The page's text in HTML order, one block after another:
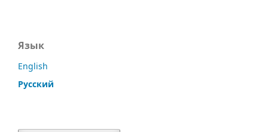
Язык
English
Русский